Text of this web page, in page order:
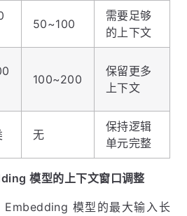
50~100
需要足够
的上下文
100~200
保留更多
上下文
无
保持逻辑
单元完整
模型的上下文窗口调整
模型的最大输入长